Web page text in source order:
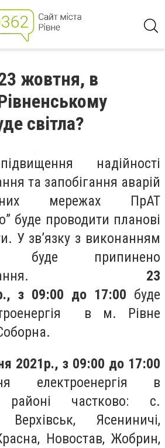
жовтня, в
світла?
надійності
та запобігання аварій
мережах ПрАТ
буде проводити планові
У зв’язку з виконанням
буде припинено
23
з 09:00 до 17:00 буде
в м. Рівне
з 09:00 до 17:00
електроенергія в
районі частково: с.
Ясениничі,
Новостав, Жобрин,